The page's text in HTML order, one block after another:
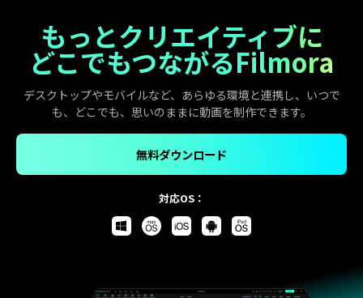
もっとクリエイティブに
どこでもつながるFilmora
デスクトップやモバイルなど、あらゆる環境と連携し、いつで
も、どこでも、思いのままに動画を制作できます。
無料ダウンロード
対応OS：